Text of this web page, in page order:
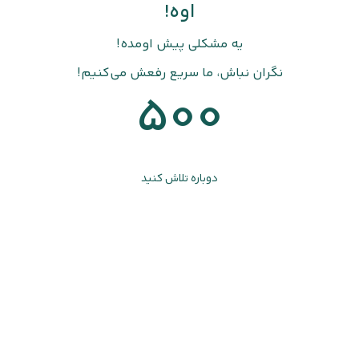
اوه!
یه مشکلی پیش اومده!
نگران نباش، ما سریع رفعش می‌کنیم!
500
دوباره تلاش کنید